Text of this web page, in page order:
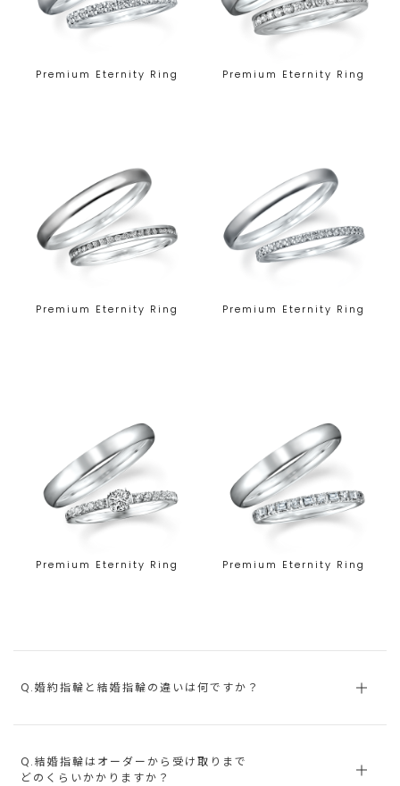
Premium Eternity Ring Premium Eternity Ring
Premium Eternity Ring Premium Eternity Ring
Premium Eternity Ring Premium Eternity Ring
Q.婚約指輪と結婚指輪の違いは何ですか？
Q.結婚指輪はオーダーから受け取りまで
どのくらいかかりますか？